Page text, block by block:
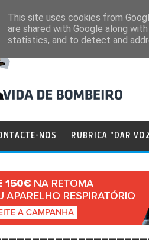
NOS RUBRICA "DAR
This site uses cookies from
are shared with Google along
statistics, and to detect and